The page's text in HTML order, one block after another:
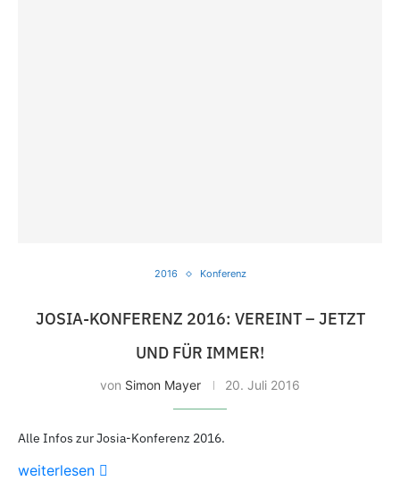
2016 Konferenz
JOSIA-KONFERENZ 2016: VEREINT – JETZT
UND FÜR IMMER!
von Simon Mayer 20. Juli 2016
Alle Infos zur Josia-Konferenz 2016.
weiterlesen